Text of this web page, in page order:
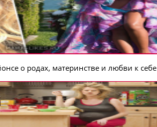
о родах, материнстве и любви к себе